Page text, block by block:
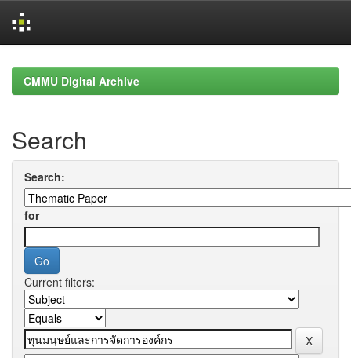
navigationCMMU Digital Archive
Search
Search:
for
Current filters: